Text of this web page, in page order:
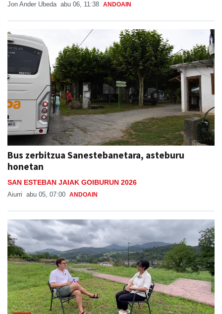
Jon Ander Ubeda abu 06, 11:38 ANDOAIN
Bus zerbitzua Sanestebanetara, asteburu
honetan
SAN ESTEBAN JAIAK GOIBURUN 2026
Aiurri abu 05, 07:00 ANDOAIN